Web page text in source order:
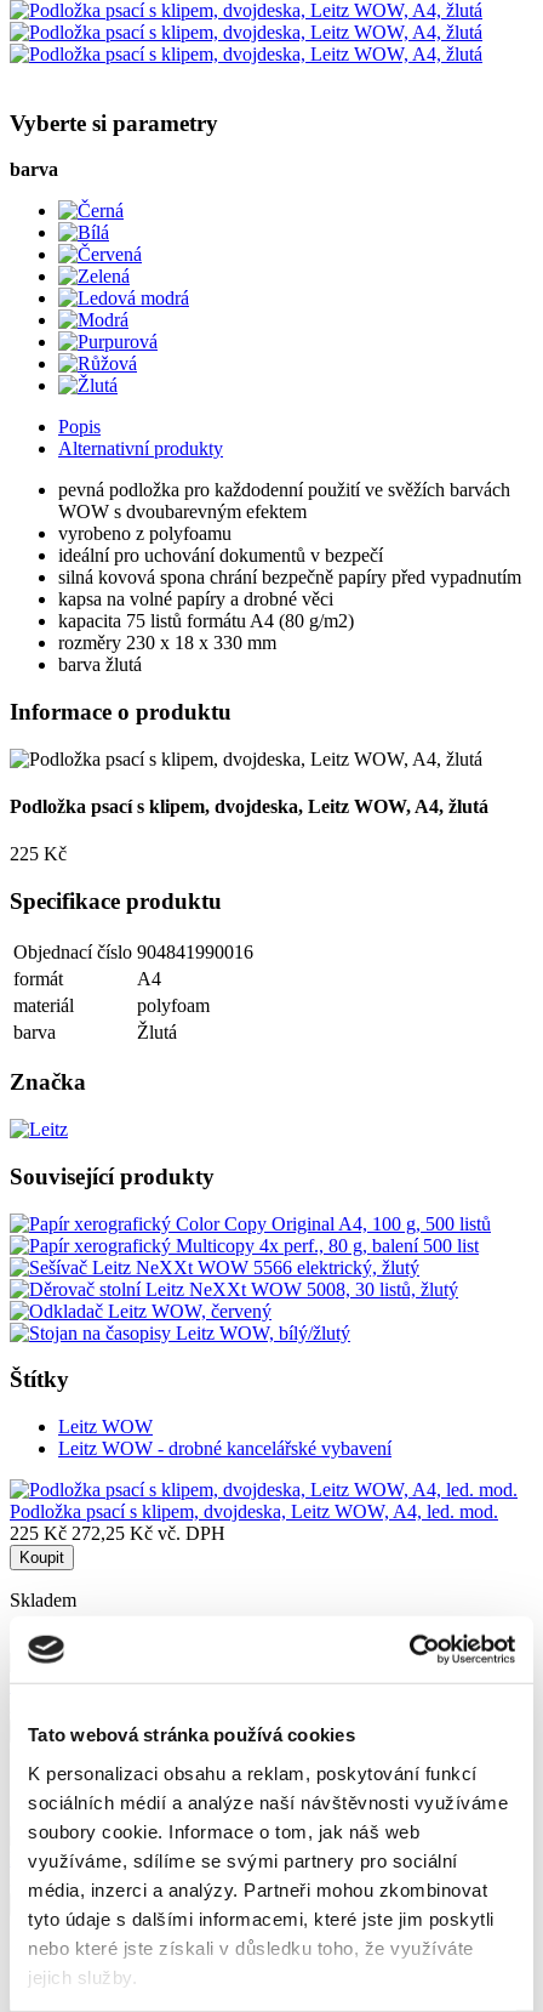
Tato webová stránka používá cookies
K personalizaci obsahu a reklam, poskytování funkcí
sociálních médií a analýze naší návštěvnosti využíváme
soubory cookie. Informace o tom, jak náš web
využíváme, sdílíme se svými partnery pro sociální
média, inzerci a analýzy. Partneři mohou zkombinovat
tyto údaje s dalšími informacemi, které jste jim poskytli
nebo které jste získali v důsledku toho, že využíváte
jejich služby.
Vyberte si parametry
barva
Popis
Alternativní produkty
pevná podložka pro každodenní použití ve svěžích barvách
WOW s dvoubarevným efektem
vyrobeno z polyfoamu
ideální pro uchování dokumentů v bezpečí
silná kovová spona chrání bezpečně papíry před vypadnutím
kapsa na volné papíry a drobné věci
kapacita 75 listů formátu A4 (80 g/m2)
rozměry 230 x 18 x 330 mm
barva žlutá
Informace o produktu
Podložka psací s klipem, dvojdeska, Leitz WOW, A4, žlutá
225 Kč
Specifikace produktu
Objednací číslo 904841990016
formát
A4
materiál
polyfoam
barva
Žlutá
Značka
Související produkty
Štítky
Leitz WOW
Leitz WOW - drobné kancelářské vybavení
Podložka psací s klipem, dvojdeska, Leitz WOW, A4, led. mod.
225 Kč 272,25 Kč vč. DPH
Koupit
Skladem
Podložka psací A4 s klipem ECO, mix barev
Koupit
Skladem
Podložka psací A4 uzavíratelná s klipem ECO, mix barev
35 Kč 42,35 Kč vč. DPH
Skladem